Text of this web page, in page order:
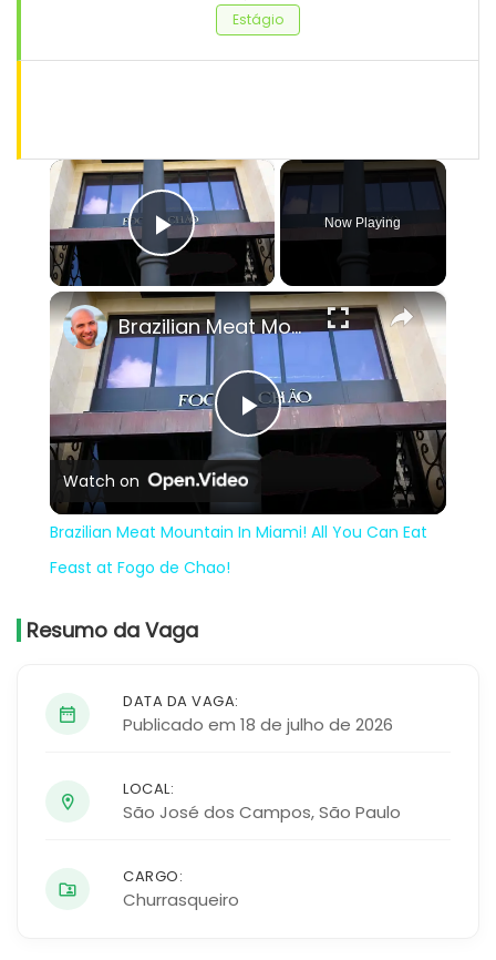
Estágio
×
Play Video
Now Playing
×
Play
Video
Brazilian Meat Mountain In Miami! All You Can Eat Feast at Fogo de Chao!
Watch on
Brazilian Meat Mountain In Miami! All You Can Eat
Feast at Fogo de Chao!
Resumo da Vaga
DATA DA VAGA:
Publicado em 18 de julho de 2026
LOCAL:
São José dos Campos,São Paulo
CARGO:
Churrasqueiro